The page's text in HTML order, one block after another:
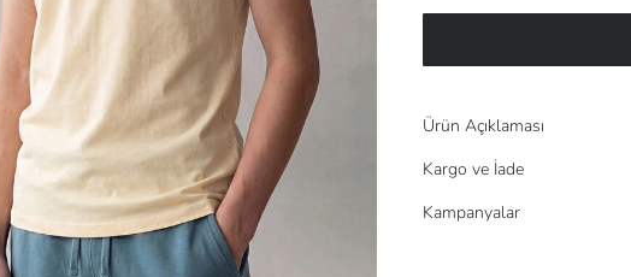
Ürün Açıklaması
Kargo ve İade
Kampanyalar